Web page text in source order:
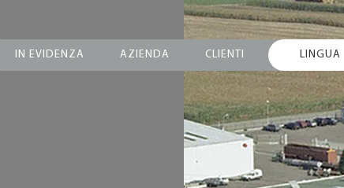
IN EVIDENZA AZIENDA CLIENTI LINGUA